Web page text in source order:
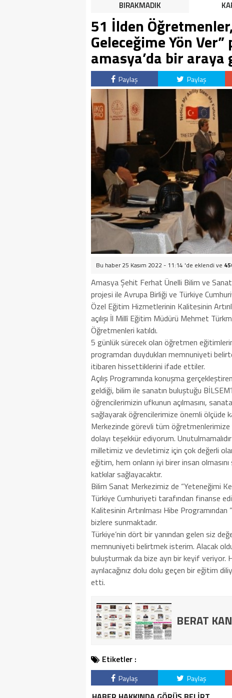
BIRAKMADIK
51 İlden
Geleceğime Yön
amasya’da bir araya
Paylaş Paylaş
Bu haber 25 Kasım 2022 - 11:14 'de eklendi ve
Amasya Şehit Ferhat Ünelli Bilim ve
projesi ile Avrupa Birliği ve Türkiye
Özel Eğitim Hizmetlerinin Kalitesinin
açılışı İl Millî Eğitim Müdürü Mehmet
Öğretmenleri katıldı.
5 günlük sürecek olan öğretmen
programdan duydukları memnuniyeti
itibaren hissettiklerini ifade ettiler.
Açılış Programında konuşma
geldiği, bilim ile sanatın buluştuğu
öğrencilerimizin ufkunun açılmasını,
sağlayarak öğrencilerimize önemli ölçüde
Merkezinde görevli tüm öğretmenlerimize
dolayı teşekkür ediyorum.
milletimiz ve devletimiz için çok değerli
eğitim, hem onların iyi birer insan
katkılar sağlayacaktır.
Bilim Sanat Merkezimiz de “Yeteneğimi
Türkiye Cumhuriyeti tarafından finanse
Kalitesinin Artırılması Hibe
bizlere sunmaktadır.
Türkiye’nin dört bir yanından gelen siz
memnuniyeti belirtmek isterim. Alacak
buluşturmak da bize ayrı bir keyif
ayrılacağınız dolu dolu geçen bir eğitim
etti.
BERAT
Etiketler :
Paylaş Paylaş